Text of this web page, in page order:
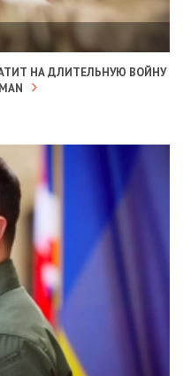
НА ДЛИТЕЛЬНУЮ ВОЙНУ